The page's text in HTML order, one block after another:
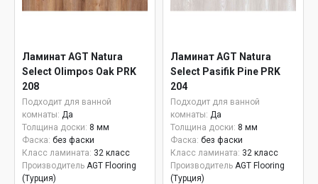
Ламинат AGT Natura
Select Olimpos Oak PRK
208
Подходит для ванной
комнаты: Да
Толщина доски: 8 мм
Фаска: без фаски
Класс ламината: 32 класс
Производитель AGT Flooring
(Турция)
Ламинат AGT Natura
Select Pasifik Pine PRK
204
Подходит для ванной
комнаты: Да
Толщина доски: 8 мм
Фаска: без фаски
Класс ламината: 32 класс
Производитель AGT Flooring
(Турция)